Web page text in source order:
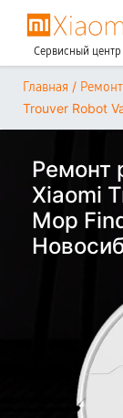
Сервисный центр
Главная /
Trouver Robot
Ремонт
Xiaomi
Mop